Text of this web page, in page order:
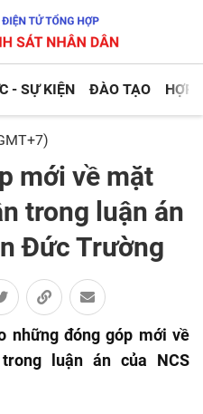
- SỰ KIỆN ĐÀO TẠO HỢP
mới về mặt
trong luận án
Đức Trường
những đóng góp mới về
luận án của NCS